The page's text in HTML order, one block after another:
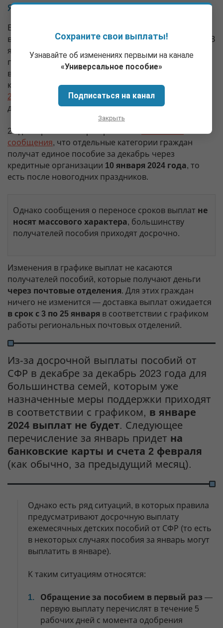
январе 2024 года
Ежемесячные детские пособия от Соцфонда
выплачиваются в текущем месяце за предыдущий. В
январе выплатные дни выпадают на нерабочие
праздничные дни. В связи с этим ежемесячные
выплаты на детей за декабрь придут на банковские
карты (счета) получателейдосрочно — не позднее
29 декабря
, которое является последним рабочим
днем 2023 года.
27 декабря в некоторых регионах
сообщения, что отдельные категории граждан
получат единое пособие за декабрь через
кредитные организации 10 января 2024 года, то
есть после новогодних праздников.
Однако сообщения о переносе сроков выплат не
носят массового характера, большинству
получателей пособия приходят досрочно.
Изменения в графике выплат не касаются
получателей пособий, которые получают деньги
через почтовые отделения. Для этих граждан
ничего не изменится — доставка выплат ожидается
в срок с 3 по 25 января в соответствии с графиком
работы региональных почтовых отделений.
Из-за досрочной выплаты пособий от
СФР в декабре за декабрь 2023 года для
большинства семей, которым уже
назначенные меры поддержки приходят
в соответствии с графиком, в январе
2024 выплат не будет. Следующее
перечисление за январь придет на
банковские карты и счета 2 февраля
(как обычно, за предыдущий месяц).
Однако есть ряд ситуаций, в которых правила
предусматривают досрочную выплату
ежемесячных детских пособий от СФР (то есть
в некоторых случаях пособия за январь могут
выплатить в январе).
К таким ситуациям относятся:
Обращение за пособием в первый раз —
первую выплату перечислят в течение 5
рабочих дней с момента одобрения
Сохраните свои выплаты!
Узнавайте об изменениях первыми на канале
«Универсальное пособие»
Подписаться на канал
Закрыть